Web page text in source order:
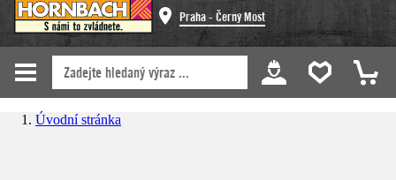
Praha - Černý Most
Úvodní stránka